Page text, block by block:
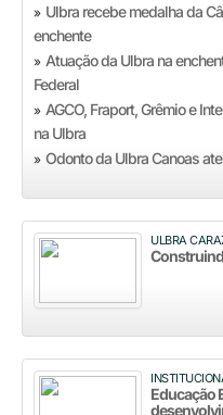
» Ulbra recebe medalha da
enchente
» Atuação da Ulbra na
Federal
» AGCO, Fraport, Grêmio e
na Ulbra
» Odonto da Ulbra Canoas
ULBRA
Educação